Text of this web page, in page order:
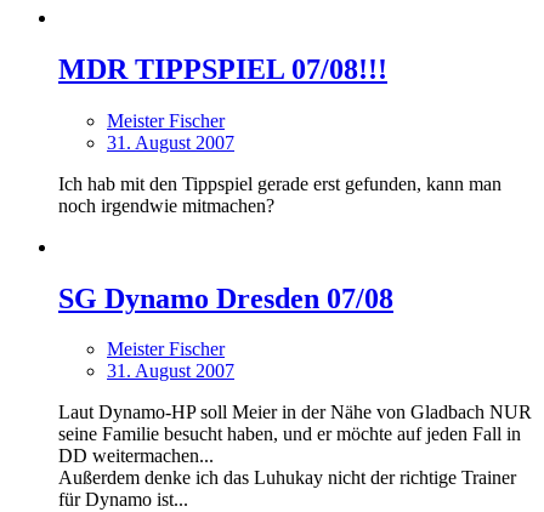
MDR TIPPSPIEL 07/08!!!
Meister Fischer
31. August 2007
Ich hab mit den Tippspiel gerade erst gefunden, kann man
noch irgendwie mitmachen?
SG Dynamo Dresden 07/08
Meister Fischer
31. August 2007
Laut Dynamo-HP soll Meier in der Nähe von Gladbach NUR
seine Familie besucht haben, und er möchte auf jeden Fall in
DD weitermachen...
Außerdem denke ich das Luhukay nicht der richtige Trainer
für Dynamo ist...